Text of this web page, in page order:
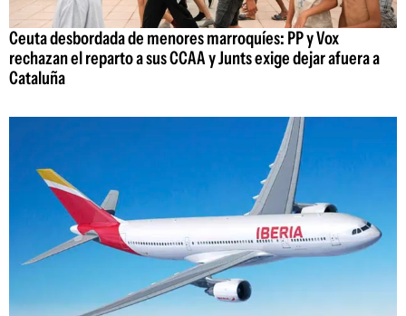
Ceuta desbordada de menores marroquíes: PP y Vox
rechazan el reparto a sus CCAA y Junts exige dejar afuera a
Cataluña